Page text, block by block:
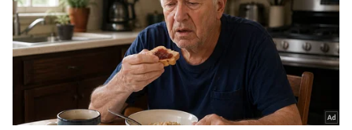
ಹನಿಮೂನ್‌ಗೆ ಕರಾಚಿಗೆ ಹೋಗ್ತೇವೆ: ಕಿಶ್ವರ್‌ ಬಿಬಿಗೆ 70
ವರ್ಷವಾಗಿರಬಹುದು. ಆದರೆ, ಆಸೆ-ಆಕಾಂಕ್ಷೆಗಳು ಮಾತ್ರ
ಕಮರಿಲ್ಲ. ಈಗ ಮದುವೆಯಾಗಿದೆ. ಹನಿಮೂನ್‌ಗಾಗಿ ಮರಿ
ಅಥವಾ ಕರಾಚಿಗೆ ಇಫ್ತಿಕಾರ್‌ ಜೊತೆ ಹೋಗುತ್ತೇನೆ. ಅಲ್ಲಿ
ಕೆಲವೊಂದಷ್ಟು ದಿನ ಸಂತಸದ ಕ್ಷಣಗಳನ್ನು ಕಳೆಯುತ್ತೇವೆ
ಎಂದು ಕಿಶ್ವರ್‌ ಹಾಗೂ ಇಫ್ತಿಕಾರ್‌ ಹೇಳಿದ್ದಾರೆ. ಕಿಶ್ವರ್‌ರನ್ನು
ಆರೋಗ್ಯ, ಸೌಂದರ್ಯ, ಫಿಟ್‌ನೆಸ್,ಕಿಚನ್ ಟಿಪ್ಸ್‌ ,
ಸಂಬಂಧ,ಫ್ಯಾಷನ್,ರೆಸಿಪಿಅಪ್ಡೇಟ್‌ಗಳಿಗಾಗಿ
ಏಷ್ಯಾನೆಟ್ ಸುವರ್ಣ ನ್ಯೂಸ್‌ ಫಾಲೋ ಮಾಡಿ.
ಸಂಪೂರ್ಣ ಮಾಹಿತಿ ಒಂದೇ ಕ್ಲಿಕ್‌ನಲ್ಲಿ ಲಭ್ಯ. ಏಷ್ಯಾನೆಟ್
ಸುವರ್ಣ ನ್ಯೂಸ್ ಅಧಿಕೃತ ಆ್ಯಪ್ ಡೌನ್‌ಲೋಡ್ ಮಾಡಿ
ಹಾಗು ಎಲ್ಲಾ ಅಪ್‌ಡೇಟ್ ಗಳನ್ನು ಪಡೆಯಿರಿ.